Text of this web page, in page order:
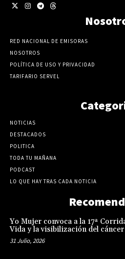
RED NACIONAL DE EMISORAS
NOSOTROS
POLÍTICA DE USO Y PRIVACIDAD
TARIFARIO SERVEL
NOTICIAS
DESTACADOS
POLITICA
TODA TU MAÑANA
PODCAST
LO QUE HAY TRAS CADA NOTICIA
Yo Mujer convoca a la 17ª
Vida y la visibilización del
31 Julio, 2026